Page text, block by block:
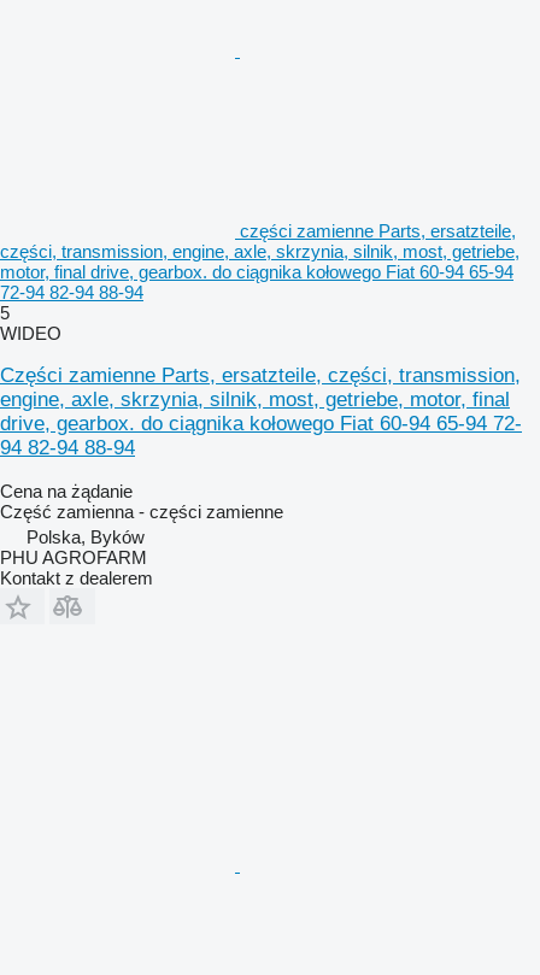
części zamienne Parts, ersatzteile,
części, transmission, engine, axle, skrzynia, silnik, most, getriebe,
motor, final drive, gearbox. do ciągnika kołowego Fiat 60-94 65-94
72-94 82-94 88-94
5
WIDEO
Części zamienne Parts, ersatzteile, części, transmission,
engine, axle, skrzynia, silnik, most, getriebe, motor, final
drive, gearbox. do ciągnika kołowego Fiat 60-94 65-94 72-
94 82-94 88-94
Cena na żądanie
Część zamienna - części zamienne
Polska, Byków
PHU AGROFARM
Kontakt z dealerem